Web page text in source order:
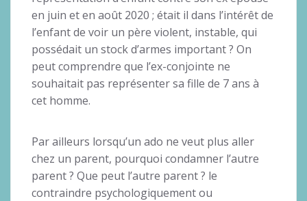
en juin et en août 2020 ; était il dans l’intérêt de
l’enfant de voir un père violent, instable, qui
possédait un stock d’armes important ? On
peut comprendre que l’ex-conjointe ne
souhaitait pas représenter sa fille de 7 ans à
cet homme.
Par ailleurs lorsqu’un ado ne veut plus aller
chez un parent, pourquoi condamner l’autre
parent ? Que peut l’autre parent ? le
contraindre psychologiquement ou